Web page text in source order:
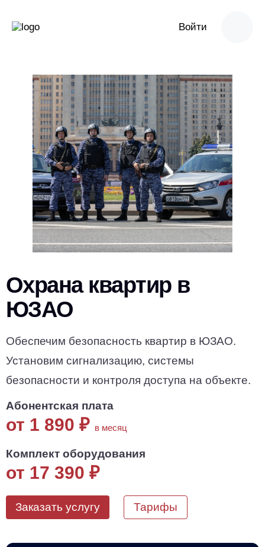
Войти
Охрана квартир в
ЮЗАО
Обеспечим безопасность квартир в ЮЗАО.
Установим сигнализацию, системы
безопасности и контроля доступа на объекте.
Абонентская плата
от 1 890 ₽ в месяц
Комплект оборудования
от 17 390 ₽
Заказать услугу Тарифы